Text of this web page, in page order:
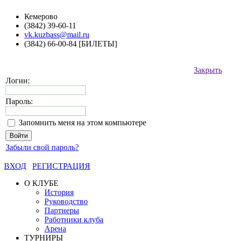
Кемерово
(3842) 39-60-11
vk.kuzbass@mail.ru
(3842) 66-00-84 [БИЛЕТЫ]
Закрыть
Логин:
Пароль:
Запомнить меня на этом компьютере
Забыли свой пароль?
ВХОД
РЕГИСТРАЦИЯ
О КЛУБЕ
История
Руководство
Партнеры
Работники клуба
Арена
ТУРНИРЫ